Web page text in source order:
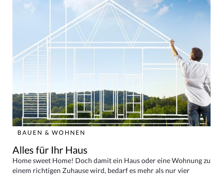
BAUEN & WOHNEN
Alles für Ihr Haus
Home sweet Home! Doch damit ein Haus oder eine Wohnung zu
einem richtigen Zuhause wird, bedarf es mehr als nur vier